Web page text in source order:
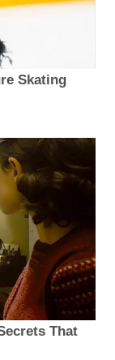
Skating
That